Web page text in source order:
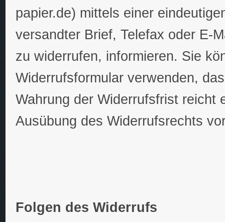
papier.de) mittels einer
versandter Brief, Telefax oder E-
zu widerrufen, informieren. Sie
Widerrufsformular verwenden,
Wahrung der Widerrufsfrist reicht
Ausübung des Widerrufsrechts
Folgen des Widerrufs